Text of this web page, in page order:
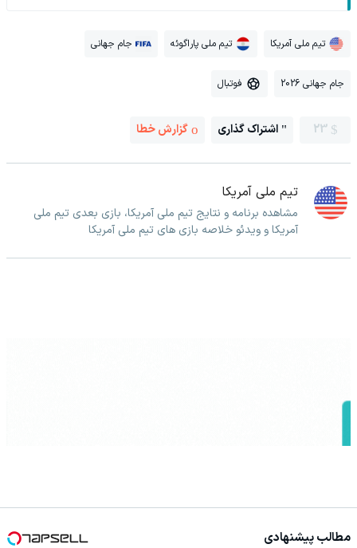
تیم ملی آمریکا تیم ملی پاراگوئه جام جهانی
جام جهانی 2026 فوتبال
23 اشتراک گذاری گزارش خطا
تیم ملی آمریکا
مشاهده برنامه و نتایج تیم ملی آمریکا، بازی بعدی تیم ملی
آمریکا و ویدئو خلاصه بازی های تیم ملی آمریکا
مطالب پیشنهادی